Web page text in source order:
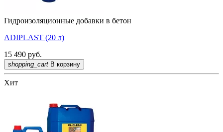
Гидроизоляционные добавки в бетон
ADIPLAST (20 л)
15 490 руб.
shopping_cart В корзину
Хит